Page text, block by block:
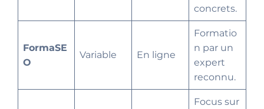
concrets.
FormaSE
O
Variable En ligne
Formatio
n par un
expert
reconnu.
Focus sur